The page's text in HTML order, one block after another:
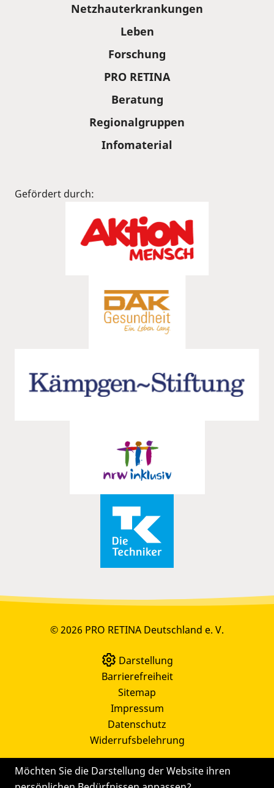
Möchten Sie die Darstellung der Website ihren
Netzhauterkrankungen
Leben
Forschung
PRO RETINA
Beratung
Regionalgruppen
Infomaterial
Gefördert durch:
© 2026 PRO RETINA Deutschland e. V.
Darstellung
Barrierefreiheit
Sitemap
Impressum
Datenschutz
Widerrufsbelehrung